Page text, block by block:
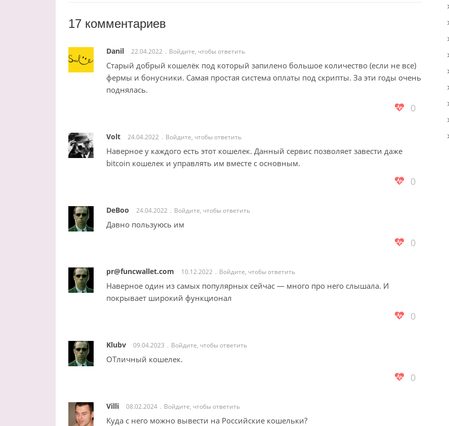
17 комментариев
Danil 22.04.2022 Войдите, чтобы ответить
Старый добрый кошелёк под который запилено большое количество (если не все)
фермы и бонусники. Самая простая система оплаты под скрипты. За эти годы очень
поднялась.
0
Volt 24.04.2022 Войдите, чтобы ответить
Наверное у каждого есть этот кошелек. Данный сервис позволяет завести даже
bitcoin кошелек и управлять им вместе с основным.
0
DeBoo 24.04.2022 Войдите, чтобы ответить
Давно пользуюсь им
0
pr@funcwallet.com 10.12.2022 Войдите, чтобы ответить
Наверное один из самых популярных сейчас — много про него слышала. И
покрывает широкий функционал
0
Klubv 09.04.2023 Войдите, чтобы ответить
ОТличный кошелек.
0
Villi 08.02.2024 Войдите, чтобы ответить
Куда с него можно вывести на Российские кошельки?